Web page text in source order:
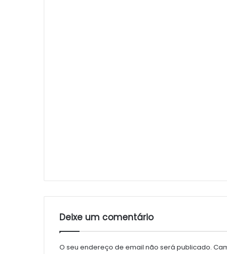
Deixe um comentário
O seu endereço de email não será publicado.